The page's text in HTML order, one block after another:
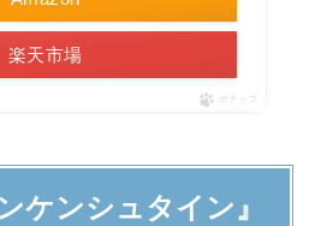
楽天市場
ポチップ
ケンシュタイン』